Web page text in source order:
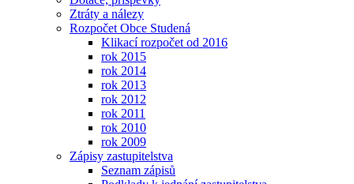
Ztráty a nálezy
Rozpočet Obce Studená
Klikací rozpočet od 2016
rok 2015
rok 2014
rok 2013
rok 2012
rok 2011
rok 2010
rok 2009
Zápisy zastupitelstva
Seznam zápisů